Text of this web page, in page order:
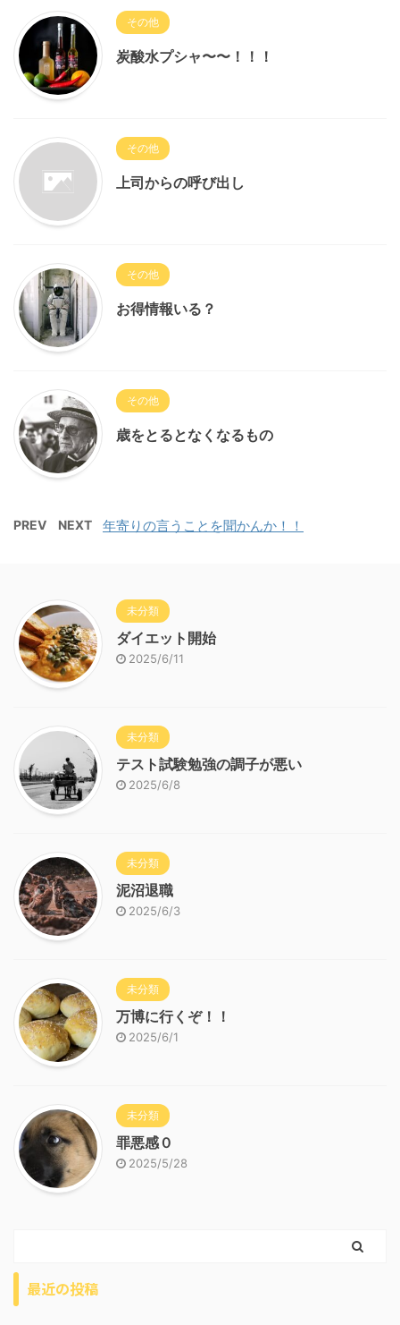
その他
炭酸水プシャ〜〜！！！
その他
上司からの呼び出し
その他
お得情報いる？
その他
歳をとるとなくなるもの
PREV NEXT 年寄りの言うことを聞かんか！！
未分類
ダイエット開始
2025/6/11
未分類
テスト試験勉強の調子が悪い
2025/6/8
未分類
泥沼退職
2025/6/3
未分類
万博に行くぞ！！
2025/6/1
未分類
罪悪感０
2025/5/28
最近の投稿